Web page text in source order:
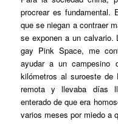
procrear es fundamental.
que se niegan a contraer
se exponen a un calvario.
gay Pink Space, me
ayudar a un
kilómetros al suroeste
remota y llevaba días
enterado de que era
varios meses por miedo a